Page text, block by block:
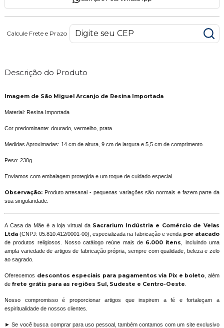
Calcule Frete e Prazo
Descrição do Produto
Imagem de São Miguel Arcanjo de Resina Importada
Material: Resina Importada
Cor predominante: dourado, vermelho, prata
Medidas Aproximadas: 14 cm de altura, 9 cm de largura e 5,5 cm de comprimento.
Peso: 230g.
Enviamos com embalagem protegida e um toque de cuidado especial.
Observação:Produto artesanal - pequenas variações são normais e fazem parte da
sua singularidade.
A Casa da Mãe é a loja virtual daSacrarium Indústria e Comércio de Velas
Ltda(CNPJ: 05.810.412/0001-00), especializada na fabricação e venda por atacado
de produtos religiosos. Nosso catálogo reúne mais de 6.000 itens
, incluindo uma
ampla variedade de artigos de fabricação própria, sempre com qualidade, beleza e zelo
ao sagrado.
Oferecemos descontos especiais para pagamentos via Pix e boleto , além
de frete grátis para as regiões Sul, Sudeste e Centro-Oeste
Nosso compromisso é proporcionar artigos que inspirem a fé e fortaleçam a
espiritualidade de nossos clientes.
► Se você busca comprar para uso pessoal, também contamos com um site exclusivo